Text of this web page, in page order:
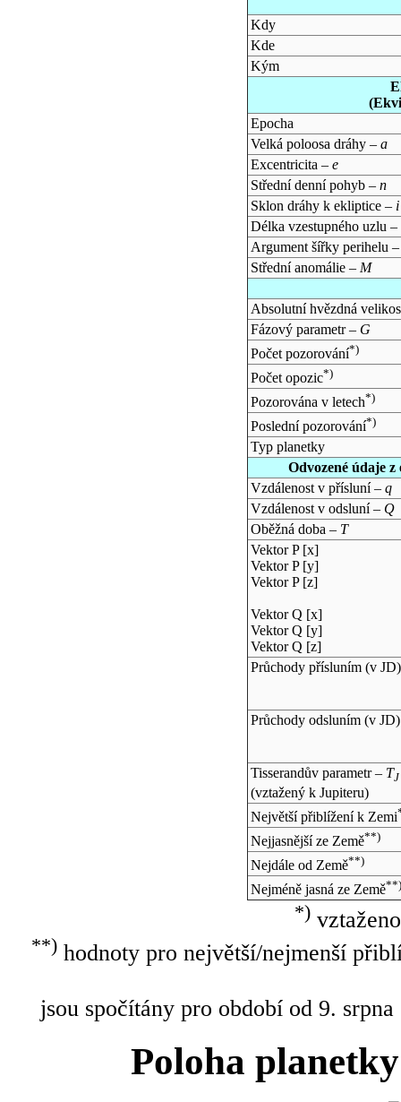
Kdy
Kde
Kým
Epocha
Velká poloosa dráhy – a
Excentricita – e
Střední denní pohyb – n
Sklon dráhy k ekliptice – i
Délka vzestupného uzlu –
Argument šířky perihelu
Střední anomálie – M
Absolutní hvězdná
Fázový parametr – G
Počet pozorování*)
Počet opozic*)
Pozorována v letech*)
Poslední pozorování*)
Typ planetky
Odvozené údaje
Vzdálenost v přísluní – q
Vzdálenost v odsluní – Q
Oběžná doba – T
Vektor P [x]
Vektor P [y]
Vektor P [z]
Vektor Q [x]
Vektor Q [y]
Vektor Q [z]
Průchody přísluním (v JD)
Průchody odsluním (v JD)
Tisserandův parametr – TJ
(vztažený k Jupiteru)
Největší přiblížení k Zemi
Nejjasnější ze Země**)
Nejdále od Země**)
Nejméně jasná ze Země**)
*)
**)hodnoty pro největší/nejmenší
jsou spočítány pro období od 9.
Poloha